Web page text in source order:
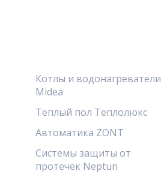
Котлы и водонагреватели
Midea
Теплый пол Теплолюкс
Автоматика ZONT
Системы защиты от
протечек Neptun